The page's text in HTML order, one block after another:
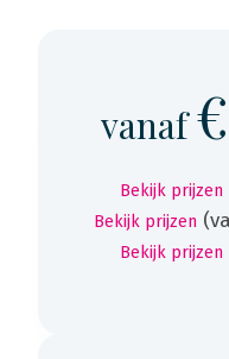
vanaf
Bekijk prijzen
Bekijk prijzen
Bekijk prijzen